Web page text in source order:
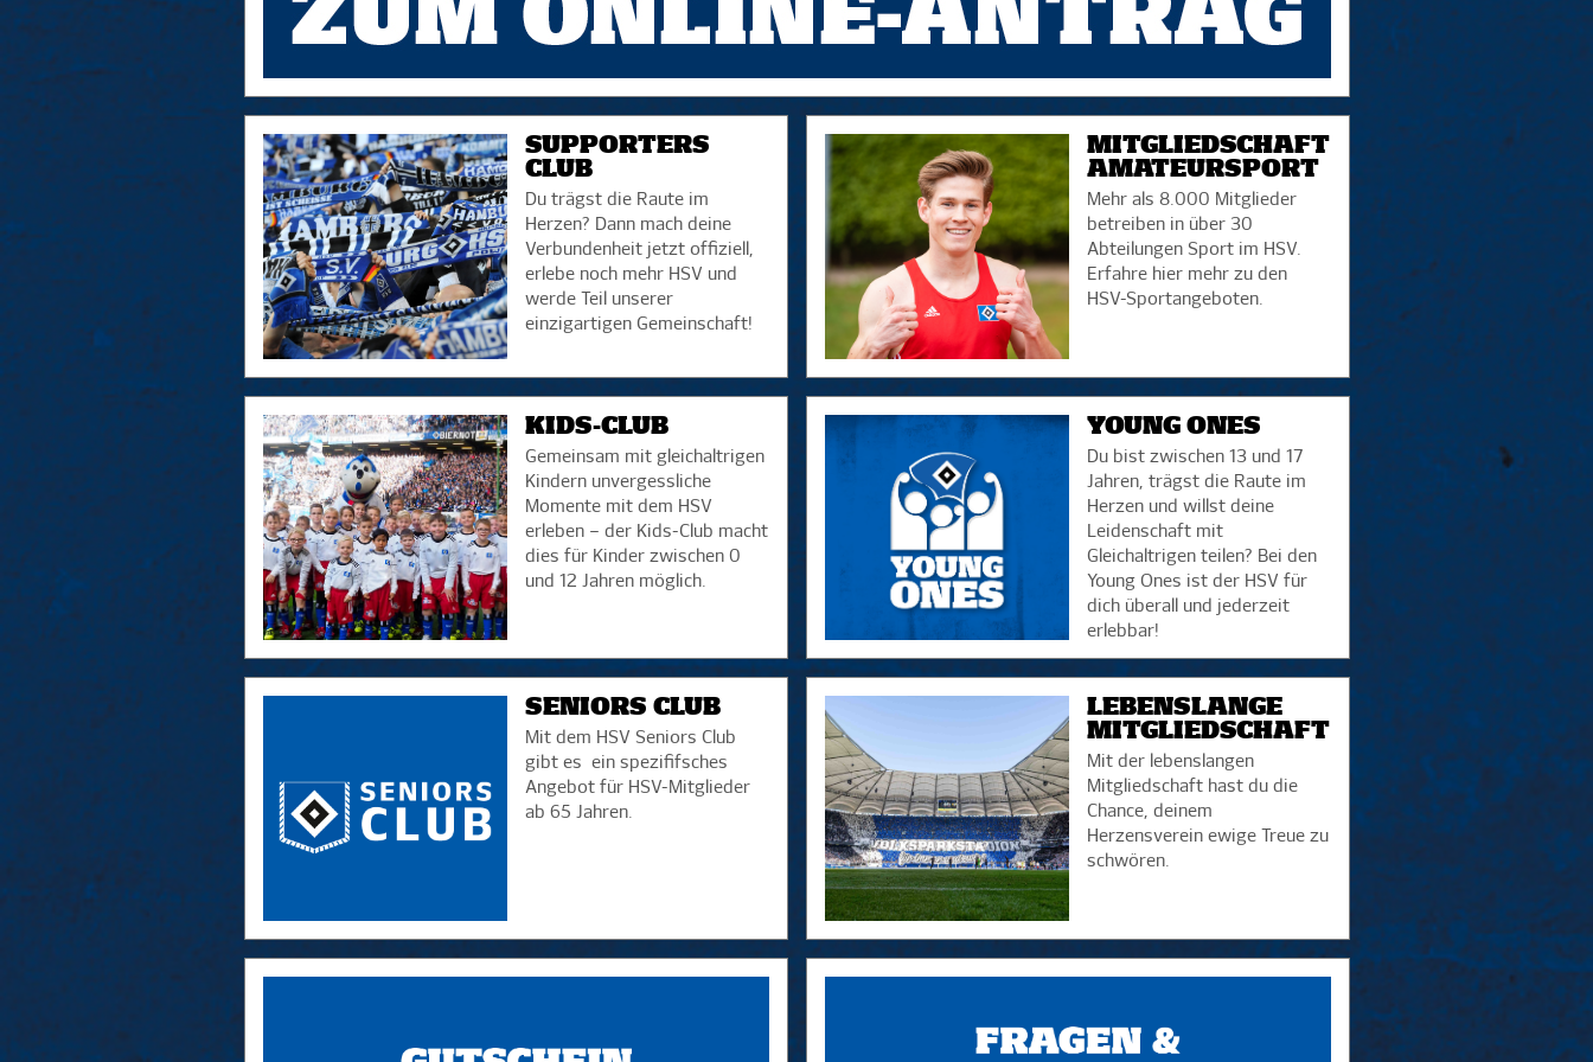
SUPPORTERS
CLUB
Du trägst die Raute im
Herzen? Dann mach deine
Verbundenheit jetzt offiziell,
erlebe noch mehr HSV und
werde Teil unserer
einzigartigen Gemeinschaft!
MITGLIEDSCHAFT
AMATEURSPORT
Mehr als 8.000 Mitglieder
betreiben in über 30
Abteilungen Sport im HSV.
Erfahre hier mehr zu den
HSV-Sportangeboten.
KIDS-CLUB
Gemeinsam mit gleichaltrigen
Kindern unvergessliche
Momente mit dem HSV
erleben – der Kids-Club macht
dies für Kinder zwischen 0
und 12 Jahren möglich.
YOUNG ONES
Du bist zwischen 13 und 17
Jahren, trägst die Raute im
Herzen und willst deine
Leidenschaft mit
Gleichaltrigen teilen? Bei den
Young Ones ist der HSV für
dich überall und jederzeit
erlebbar!
SENIORS CLUB
Mit dem HSV Seniors Club
gibt es ein spezififsches
Angebot für HSV-Mitglieder
ab 65 Jahren.
LEBENSLANGE
MITGLIEDSCHAFT
Mit der lebenslangen
Mitgliedschaft hast du die
Chance, deinem
Herzensverein ewige Treue zu
schwören.